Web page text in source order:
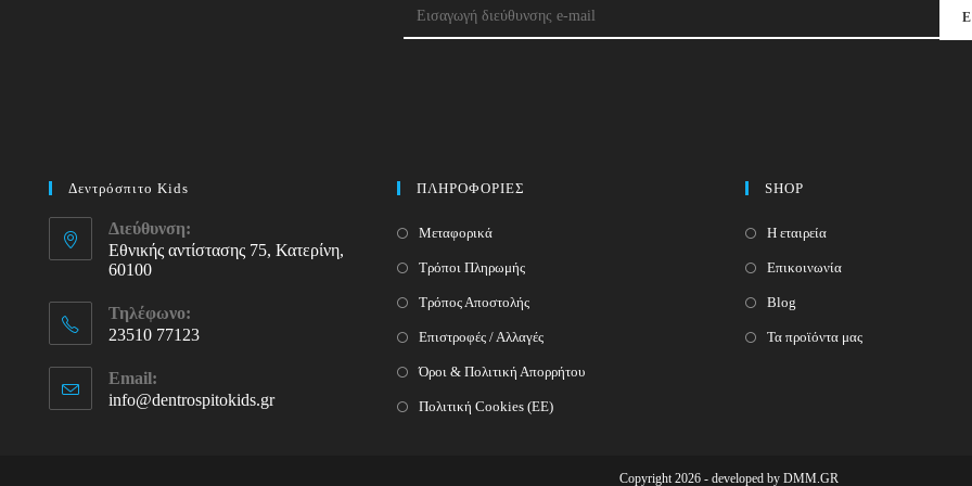
Δεντρόσπιτο Kids
Διεύθυνση:
Εθνικής αντίστασης 75, Κατερίνη,
60100
Τηλέφωνο:
23510 77123
in
your
Email:
info@dentrospitokids.grOpens
ΠΛΗΡΟΦΟΡΙΕΣ
Μεταφορικά
Τρόποι Πληρωμής
Τρόπος Αποστολής
Επιστροφές / Αλλαγές
Όροι & Πολιτική Απορρήτου
Πολιτική Cookies (ΕΕ)
SHOP
Η εταιρεία
Επικοινωνία
Blog
Τα προϊόντα μας
Copyright 2026 - developed by DMM.GR